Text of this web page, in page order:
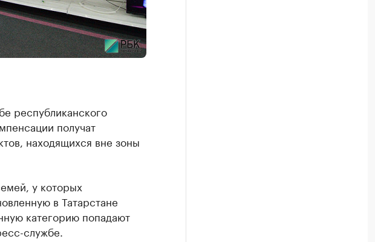
республиканского
получат
находящихся вне зоны
у которых
в Татарстане
категорию попадают
службе.